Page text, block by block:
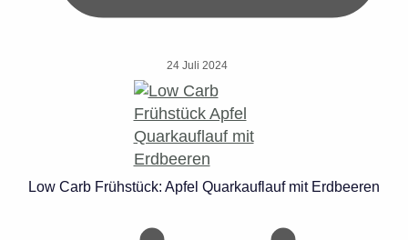
24 Juli 2024
Low Carb Frühstück: Apfel Quarkauflauf mit Erdbeeren